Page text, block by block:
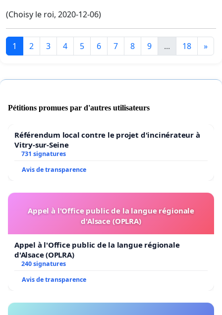
(Choisy le roi, 2020-12-06)
1 2 3 4 5 6 7 8 9 ... 18 »
Pétitions promues par d'autres utilisateurs
Référendum local contre le projet d'incinérateur à
Vitry-sur-Seine
731 signatures
Avis de transparence
Appel à l'Office public de la langue régionale
d'Alsace (OPLRA)
Appel à l'Office public de la langue régionale
d'Alsace (OPLRA)
240 signatures
Avis de transparence